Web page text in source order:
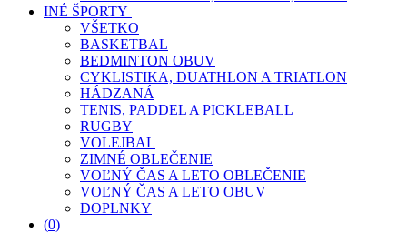
INÉ ŠPORTY
VŠETKO
BASKETBAL
BEDMINTON OBUV
CYKLISTIKA, DUATHLON A TRIATLON
HÁDZANÁ
TENIS, PADDEL A PICKLEBALL
RUGBY
VOLEJBAL
ZIMNÉ OBLEČENIE
VOĽNÝ ČAS A LETO OBLEČENIE
VOĽNÝ ČAS A LETO OBUV
DOPLNKY
(0)